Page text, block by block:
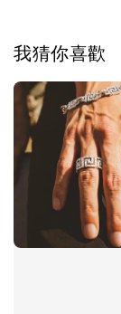
我猜你喜歡